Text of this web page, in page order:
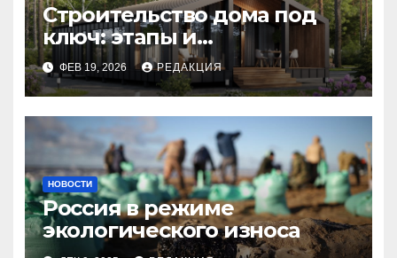
Строительство дома под
ключ: этапы и
планирование бюджета
ФЕВ 19, 2026 РЕДАКЦИЯ
НОВОСТИ
Россия в режиме
экологического износа